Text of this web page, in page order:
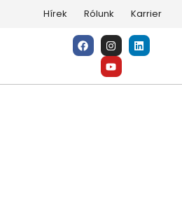
Hírek Rólunk Karrier